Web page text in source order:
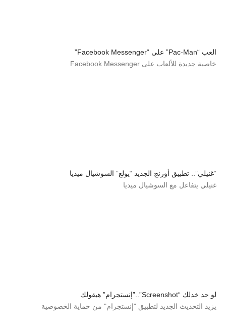
العب “Pac-Man” على “Facebook Messenger”
خاصية جديدة للألعاب على Facebook Messenger
“غنيلي”.. تطبيق أورنج الجديد “يولع” السوشيال ميديا
غنيلي يتفاعل مع السوشيال ميديا
لو حد خدلك “Screenshot”..”إنستجرام” هيقولك
يزيد التحديث الجديد لتطبيق "إنستجرام" من حماية الخصوصية